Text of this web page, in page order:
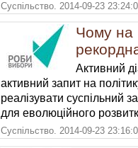
Суспільство. 2014-09-23
Чому на
Активний
активний запит на
реалізувати суспільний
для еволюційного
Суспільство. 2014-09-23